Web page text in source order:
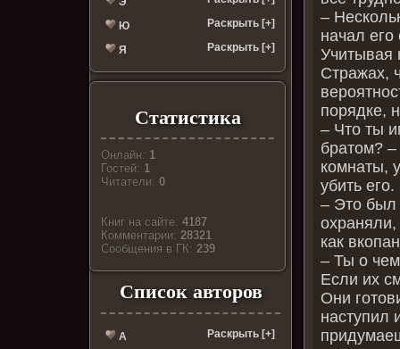
Ю Раскрыть [+]
Я Раскрыть [+]
Статистика
Онлайн: 1
Гостей: 1
Читатели:0
Книг на сайте:4187
Комментарии:28321
Cообщения в ГК:239
Список авторов
А Раскрыть [+]
–
начал
Учитывая
Стражах,
порядке,
– Что ты
братом?
комнаты,
убить его.
– Это был
охраняли,
как
– Ты о
Если их
Они
наступил